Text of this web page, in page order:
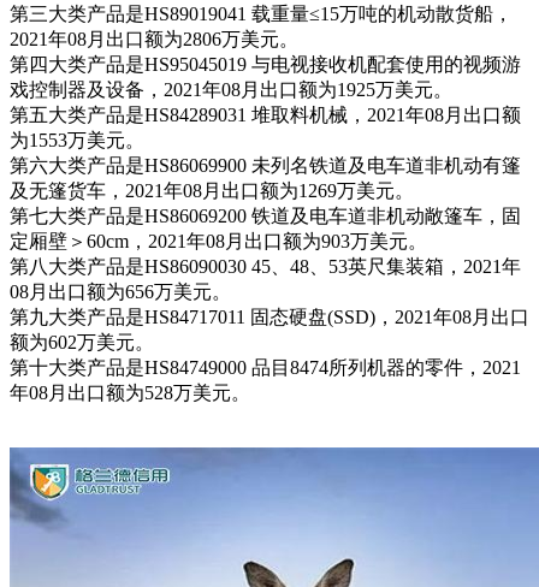
第三大类产品是HS89019041 载重量≤15万吨的机动散货船，
2021年08月出口额为2806万美元。
第四大类产品是HS95045019 与电视接收机配套使用的视频游
戏控制器及设备，2021年08月出口额为1925万美元。
第五大类产品是HS84289031 堆取料机械，2021年08月出口额
为1553万美元。
第六大类产品是HS86069900 未列名铁道及电车道非机动有篷
及无篷货车，2021年08月出口额为1269万美元。
第七大类产品是HS86069200 铁道及电车道非机动敞篷车，固
定厢壁＞60cm，2021年08月出口额为903万美元。
第八大类产品是HS86090030 45、48、53英尺集装箱，2021年
08月出口额为656万美元。
第九大类产品是HS84717011 固态硬盘(SSD)，2021年08月出口
额为602万美元。
第十大类产品是HS84749000 品目8474所列机器的零件，2021
年08月出口额为528万美元。